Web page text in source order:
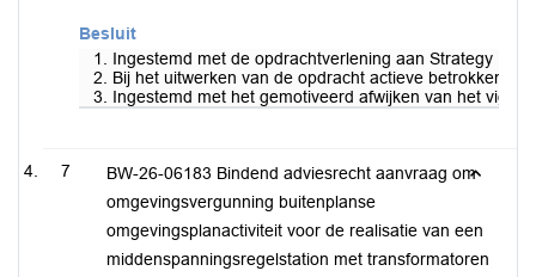
Besluit
1. Ingestemd met de opdrachtverlening aan Strategy
2. Bij het uitwerken van de opdracht actieve
3. Ingestemd met het gemotiveerd afwijken van het
7
BW-26-06183 Bindend adviesrecht aanvraag om
omgevingsvergunning buitenplanse
omgevingsplanactiviteit voor de realisatie van een
middenspanningsregelstation met transformatoren